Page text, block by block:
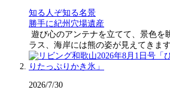
知る人ぞ知る名景
勝手に紀州穴場遺産
遊び心のアンテナを立てて、景色を
ラス、海岸には熊の姿が見えてきま
2026/7/30